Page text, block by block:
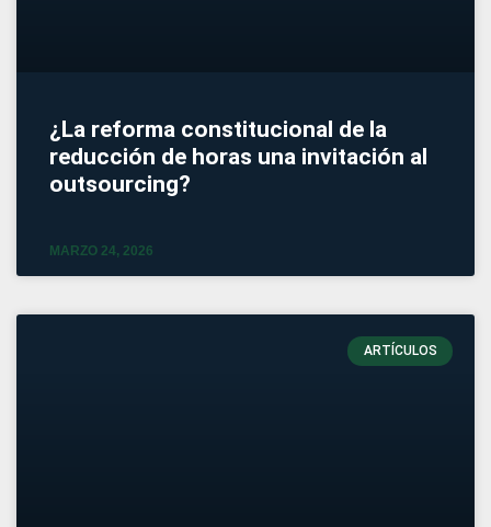
¿La reforma constitucional de la
reducción de horas una invitación al
outsourcing?
MARZO 24, 2026
ARTÍCULOS